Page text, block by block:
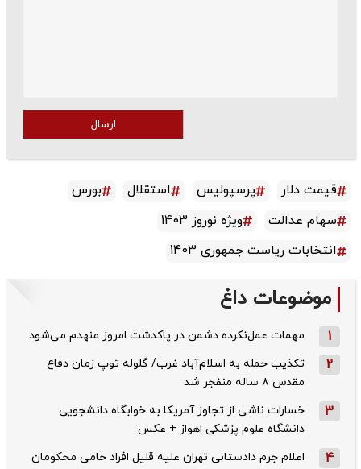
ارسال
قیمت دلار پرسپولیس استقلال
بورس
سهام عدالت
ویژه نوروز 1403
انتخابات ریاست جمهوری 1403
موضوعات داغ
1 مهمات عمل‌نکرده دشمن در پاکدشت امروز منهدم می‌شود
2
تکذیب حمله به اسلام‌آباد غرب/ گلوله توپ زمان دفاع
مقدس ۸ ساله منفجر شد
3
خسارات ناشی از تجاوز آمریکا به خوابگاه دانشجویی
دانشگاه علوم پزشکی اهواز + عکس
4
اعلام جرم دادستانی تهران علیه قلیل افراد حامی محکومان